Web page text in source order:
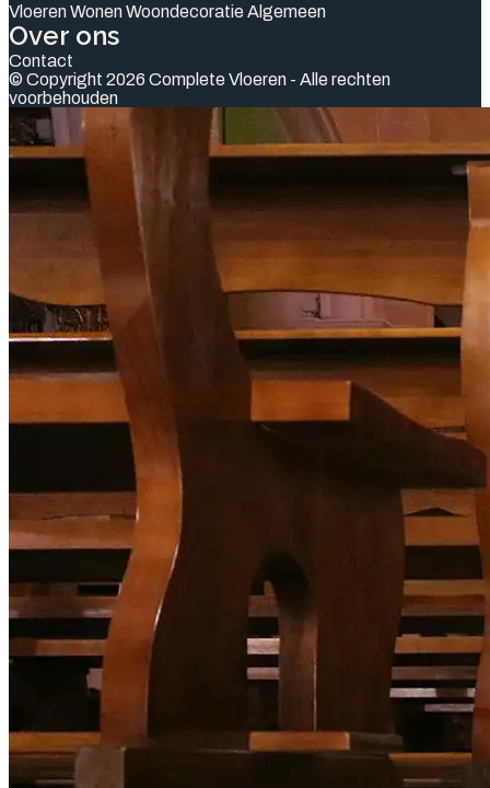
VloerenWonenWoondecoratieAlgemeen
Over ons
Contact
© Copyright 2026 Complete Vloeren - Alle rechten
voorbehouden